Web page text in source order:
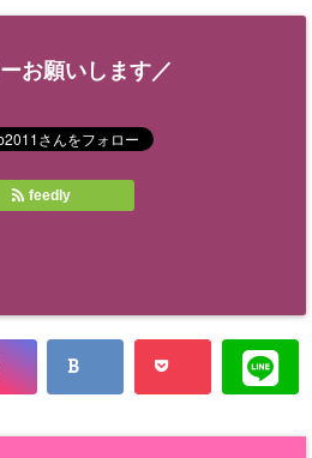
お願いします／
feedly